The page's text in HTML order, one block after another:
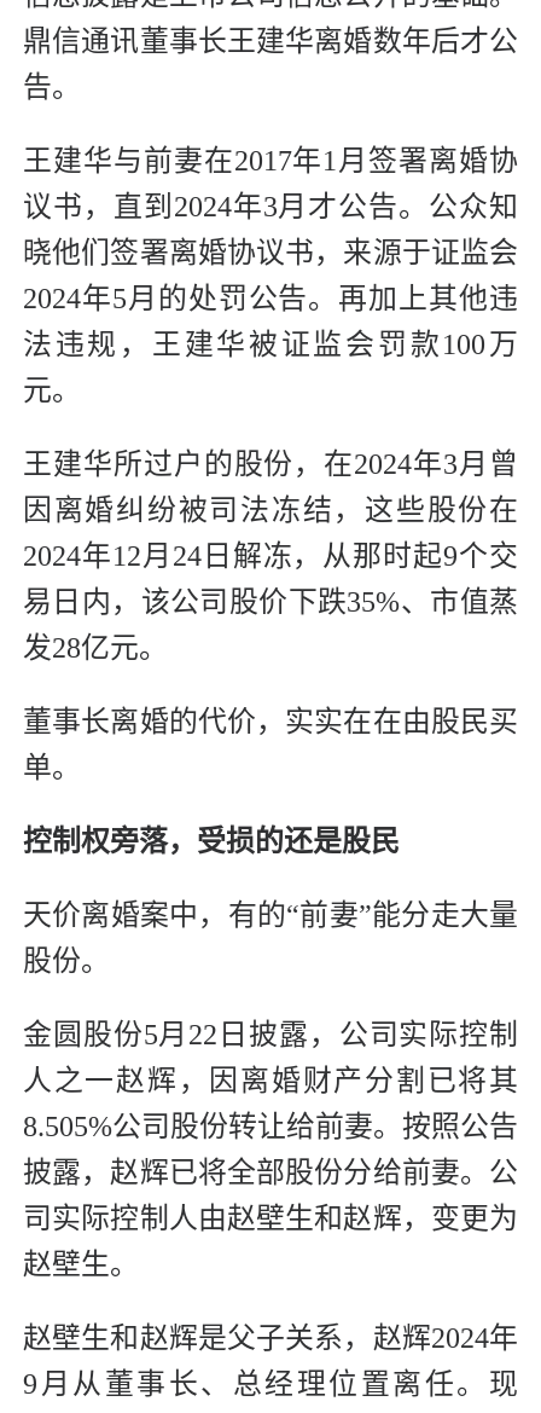
鼎信通讯董事长王建华离婚数年后才公
告。
王建华与前妻在2017年1月签署离婚协
议书，直到2024年3月才公告。公众知
晓他们签署离婚协议书，来源于证监会
2024年5月的处罚公告。再加上其他违
法违规，王建华被证监会罚款100万
元。
王建华所过户的股份，在2024年3月曾
因离婚纠纷被司法冻结，这些股份在
2024年12月24日解冻，从那时起9个交
易日内，该公司股价下跌35%、市值蒸
发28亿元。
董事长离婚的代价，实实在在由股民买
单。
控制权旁落，受损的还是股民
天价离婚案中，有的“前妻”能分走大量
股份。
金圆股份5月22日披露，公司实际控制
人之一赵辉，因离婚财产分割已将其
8.505%公司股份转让给前妻。按照公告
披露，赵辉已将全部股份分给前妻。公
司实际控制人由赵壁生和赵辉，变更为
赵壁生。
赵壁生和赵辉是父子关系，赵辉2024年
9月从董事长、总经理位置离任。现